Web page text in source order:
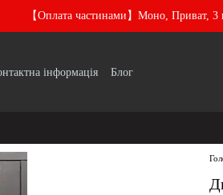
【Оплата частинами】Моно, Приват, 3
інформація Блог